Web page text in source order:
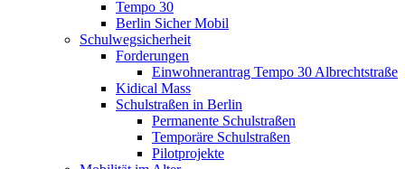
Tempo 30
Berlin Sicher Mobil
Schulwegsicherheit
Forderungen
Einwohnerantrag Tempo 30 Albrechtstraße
Kidical Mass
Schulstraßen in Berlin
Permanente Schulstraßen
Temporäre Schulstraßen
Pilotprojekte